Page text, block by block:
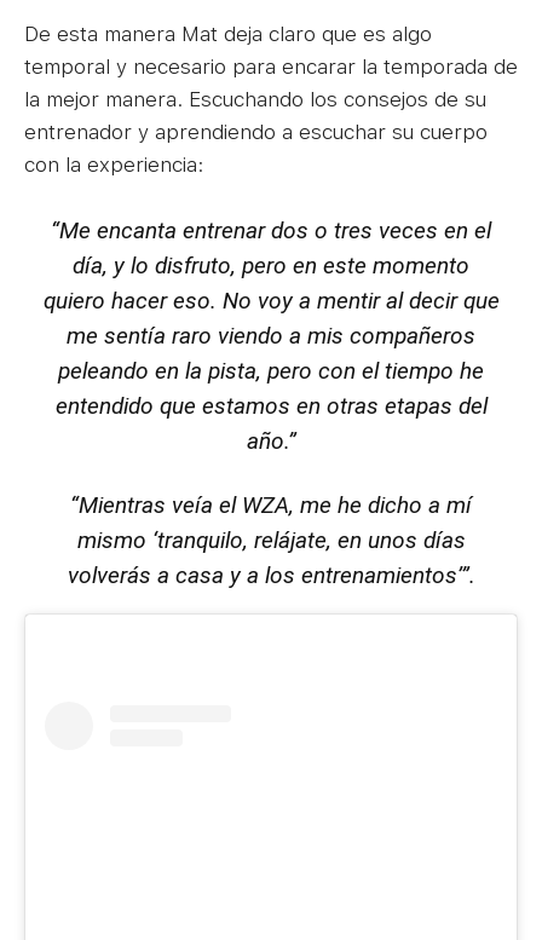
De esta manera Mat deja claro que es algo
temporal y necesario para encarar la temporada de
la mejor manera. Escuchando los consejos de su
entrenador y aprendiendo a escuchar su cuerpo
con la experiencia:
“Me encanta entrenar dos o tres veces en el
día, y lo disfruto, pero en este momento
quiero hacer eso. No voy a mentir al decir que
me sentía raro viendo a mis compañeros
peleando en la pista, pero con el tiempo he
entendido que estamos en otras etapas del
año.”
“Mientras veía el WZA, me he dicho a mí
mismo ‘tranquilo, relájate, en unos días
volverás a casa y a los entrenamientos’”.